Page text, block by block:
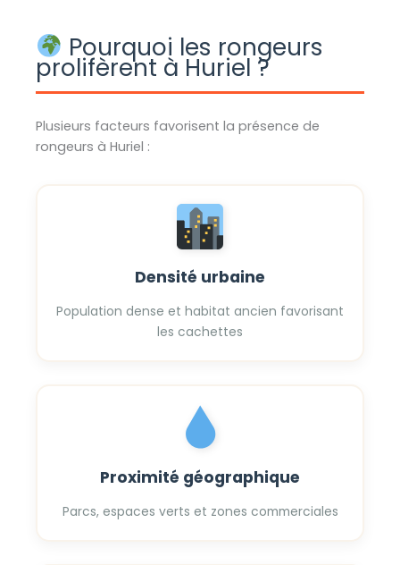
Pourquoi les rongeurs
prolifèrent à Huriel ?
Plusieurs facteurs favorisent la présence de
rongeurs à Huriel :
Densité urbaine
Population dense et habitat ancien favorisant
les cachettes
Proximité géographique
Parcs, espaces verts et zones commerciales